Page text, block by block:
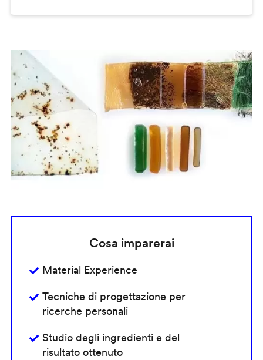
Cosa imparerai
Material Experience
Tecniche di progettazione per
ricerche personali
Studio degli ingredienti e del
risultato ottenuto